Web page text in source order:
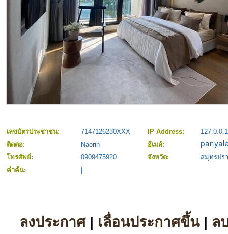
เลขบัตรประชาชน: 7147126230XXX IP Address:
127.0.0.1
ติดต่อ:
Naorin
อีเมล์:
โทรศัพย์:
0909475920 จังหวัด:
สมุทรปร
คำค้น:
ลงประกาศ| เลื่อนประกาศขึ้น| ล